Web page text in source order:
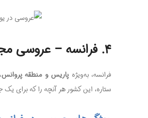
۴. فرانسه – عروسی مجلل در پاریس و پروانس
فرانسه، به‌ویژه پاریس و منطقه پروانس
ستاره، این کشور هر آنچه را که برای یک